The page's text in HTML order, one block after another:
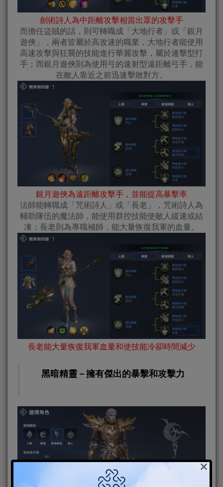
劍術詩人為中距離攻擊相當出眾的攻擊手
而擔任盜賊的話，則可轉職成「大地行者」或「銀月
遊俠」，兩者皆屬於高攻速的職業，大地行者能使用
高速攻擊與狂襲的技能進行華麗攻擊，屬於連擊型打
手；而銀月遊俠則為使用弓的速射型遠距離弓手，能
在敵人靠近之前迅速擊敗對方。
銀月遊俠為遠距離攻擊手，並能提高暴擊率
法師能轉職成「咒術詩人」或「長老」，咒術詩人為
輔助隊伍的魔法師，能使用群控技能使敵人緩速或結
凍；長老則為專職補師，能大量恢復我軍的血量。
長老能大量恢復我軍血量和使技能冷卻時間減少
黑暗精靈－擁有傑出的暴擊和攻擊力
×